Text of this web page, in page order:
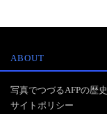
ABOUT
写真でつづるAFPの歴史
サイトポリシー